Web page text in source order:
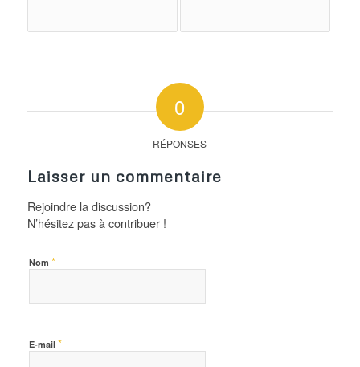
0
RÉPONSES
Laisser un commentaire
Rejoindre la discussion?
N’hésitez pas à contribuer !
Nom *
E-mail *